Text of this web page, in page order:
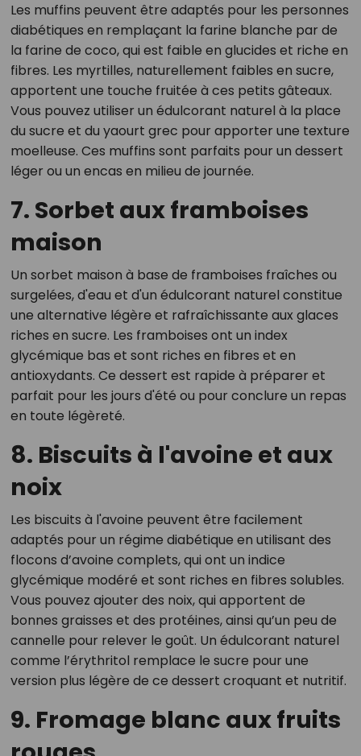
Les muffins peuvent être adaptés pour les personnes
diabétiques en remplaçant la farine blanche par de
la farine de coco, qui est faible en glucides et riche en
fibres. Les myrtilles, naturellement faibles en sucre,
apportent une touche fruitée à ces petits gâteaux.
Vous pouvez utiliser un édulcorant naturel à la place
du sucre et du yaourt grec pour apporter une texture
moelleuse. Ces muffins sont parfaits pour un dessert
léger ou un encas en milieu de journée.
7. Sorbet aux framboises
maison
Un sorbet maison à base de framboises fraîches ou
surgelées, d'eau et d'un édulcorant naturel constitue
une alternative légère et rafraîchissante aux glaces
riches en sucre. Les framboises ont un index
glycémique bas et sont riches en fibres et en
antioxydants. Ce dessert est rapide à préparer et
parfait pour les jours d'été ou pour conclure un repas
en toute légèreté.
8. Biscuits à l'avoine et aux
noix
Les biscuits à l'avoine peuvent être facilement
adaptés pour un régime diabétique en utilisant des
flocons d’avoine complets, qui ont un indice
glycémique modéré et sont riches en fibres solubles.
Vous pouvez ajouter des noix, qui apportent de
bonnes graisses et des protéines, ainsi qu’un peu de
cannelle pour relever le goût. Un édulcorant naturel
comme l’érythritol remplace le sucre pour une
version plus légère de ce dessert croquant et nutritif.
9. Fromage blanc aux fruits